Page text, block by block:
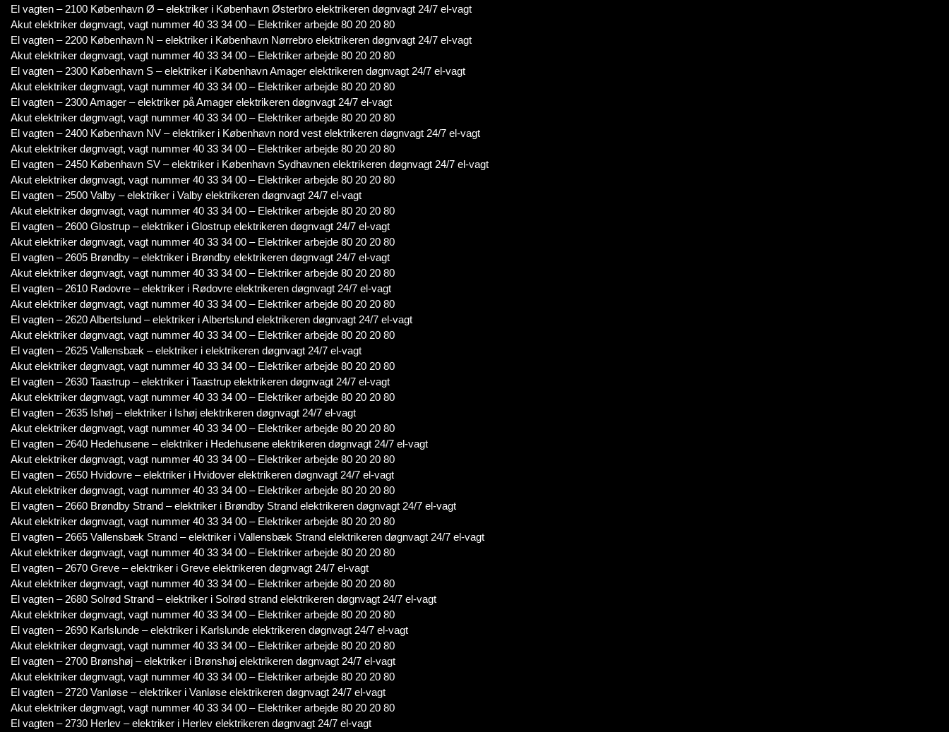
El vagten – 2100 København Ø – elektriker i København Østerbro elektrikeren døgnvagt 24/7 el-vagt
Akut elektriker døgnvagt, vagt nummer 40 33 34 00 – Elektriker arbejde 80 20 20 80
El vagten – 2200 København N – elektriker i København Nørrebro elektrikeren døgnvagt 24/7 el-vagt
Akut elektriker døgnvagt, vagt nummer 40 33 34 00 – Elektriker arbejde 80 20 20 80
El vagten – 2300 København S – elektriker i København Amager elektrikeren døgnvagt 24/7 el-vagt
Akut elektriker døgnvagt, vagt nummer 40 33 34 00 – Elektriker arbejde 80 20 20 80
El vagten – 2300 Amager – elektriker på Amager elektrikeren døgnvagt 24/7 el-vagt
Akut elektriker døgnvagt, vagt nummer 40 33 34 00 – Elektriker arbejde 80 20 20 80
El vagten – 2400 København NV – elektriker i København nord vest elektrikeren døgnvagt 24/7 el-vagt
Akut elektriker døgnvagt, vagt nummer 40 33 34 00 – Elektriker arbejde 80 20 20 80
El vagten – 2450 København SV – elektriker i København Sydhavnen elektrikeren døgnvagt 24/7 el-vagt
Akut elektriker døgnvagt, vagt nummer 40 33 34 00 – Elektriker arbejde 80 20 20 80
El vagten – 2500 Valby – elektriker i Valby elektrikeren døgnvagt 24/7 el-vagt
Akut elektriker døgnvagt, vagt nummer 40 33 34 00 – Elektriker arbejde 80 20 20 80
El vagten – 2600 Glostrup – elektriker i Glostrup elektrikeren døgnvagt 24/7 el-vagt
Akut elektriker døgnvagt, vagt nummer 40 33 34 00 – Elektriker arbejde 80 20 20 80
El vagten – 2605 Brøndby – elektriker i Brøndby elektrikeren døgnvagt 24/7 el-vagt
Akut elektriker døgnvagt, vagt nummer 40 33 34 00 – Elektriker arbejde 80 20 20 80
El vagten – 2610 Rødovre – elektriker i Rødovre elektrikeren døgnvagt 24/7 el-vagt
Akut elektriker døgnvagt, vagt nummer 40 33 34 00 – Elektriker arbejde 80 20 20 80
El vagten – 2620 Albertslund – elektriker i Albertslund elektrikeren døgnvagt 24/7 el-vagt
Akut elektriker døgnvagt, vagt nummer 40 33 34 00 – Elektriker arbejde 80 20 20 80
El vagten – 2625 Vallensbæk – elektriker i elektrikeren døgnvagt 24/7 el-vagt
Akut elektriker døgnvagt, vagt nummer 40 33 34 00 – Elektriker arbejde 80 20 20 80
El vagten – 2630 Taastrup – elektriker i Taastrup elektrikeren døgnvagt 24/7 el-vagt
Akut elektriker døgnvagt, vagt nummer 40 33 34 00 – Elektriker arbejde 80 20 20 80
El vagten – 2635 Ishøj – elektriker i Ishøj elektrikeren døgnvagt 24/7 el-vagt
Akut elektriker døgnvagt, vagt nummer 40 33 34 00 – Elektriker arbejde 80 20 20 80
El vagten – 2640 Hedehusene – elektriker i Hedehusene elektrikeren døgnvagt 24/7 el-vagt
Akut elektriker døgnvagt, vagt nummer 40 33 34 00 – Elektriker arbejde 80 20 20 80
El vagten – 2650 Hvidovre – elektriker i Hvidover elektrikeren døgnvagt 24/7 el-vagt
Akut elektriker døgnvagt, vagt nummer 40 33 34 00 – Elektriker arbejde 80 20 20 80
El vagten – 2660 Brøndby Strand – elektriker i Brøndby Strand elektrikeren døgnvagt 24/7 el-vagt
Akut elektriker døgnvagt, vagt nummer 40 33 34 00 – Elektriker arbejde 80 20 20 80
El vagten – 2665 Vallensbæk Strand – elektriker i Vallensbæk Strand elektrikeren døgnvagt 24/7 el-vagt
Akut elektriker døgnvagt, vagt nummer 40 33 34 00 – Elektriker arbejde 80 20 20 80
El vagten – 2670 Greve – elektriker i Greve elektrikeren døgnvagt 24/7 el-vagt
Akut elektriker døgnvagt, vagt nummer 40 33 34 00 – Elektriker arbejde 80 20 20 80
El vagten – 2680 Solrød Strand – elektriker i Solrød strand elektrikeren døgnvagt 24/7 el-vagt
Akut elektriker døgnvagt, vagt nummer 40 33 34 00 – Elektriker arbejde 80 20 20 80
El vagten – 2690 Karlslunde – elektriker i Karlslunde elektrikeren døgnvagt 24/7 el-vagt
Akut elektriker døgnvagt, vagt nummer 40 33 34 00 – Elektriker arbejde 80 20 20 80
El vagten – 2700 Brønshøj – elektriker i Brønshøj elektrikeren døgnvagt 24/7 el-vagt
Akut elektriker døgnvagt, vagt nummer 40 33 34 00 – Elektriker arbejde 80 20 20 80
El vagten – 2720 Vanløse – elektriker i Vanløse elektrikeren døgnvagt 24/7 el-vagt
Akut elektriker døgnvagt, vagt nummer 40 33 34 00 – Elektriker arbejde 80 20 20 80
El vagten – 2730 Herlev – elektriker i Herlev elektrikeren døgnvagt 24/7 el-vagt